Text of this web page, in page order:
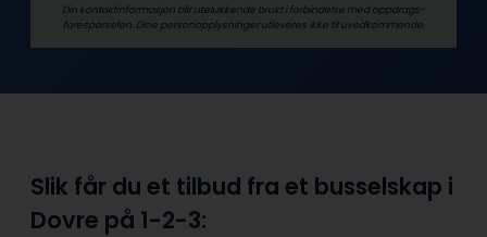
Din kontaktinformasjon blir utelukkende brukt i forbindelse med oppdrags­
forespørselen. Dine person­­opplysninger utleveres ikke til uvedkommende.
Slik får du et tilbud fra et busselskap i
Dovre på 1-2-3: